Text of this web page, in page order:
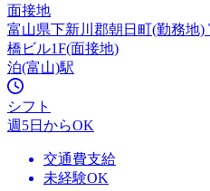
面接地
富山県下新川郡朝日町(勤務地
橋ビル1F(面接地)
泊(富山)駅
シフト
週5日からOK
交通費支給
未経験OK